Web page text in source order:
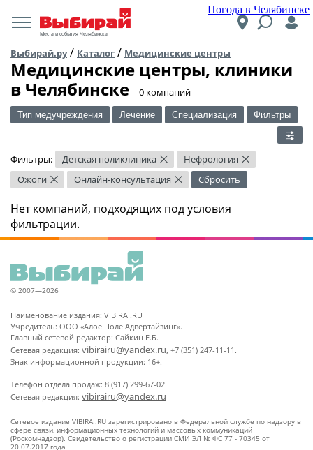
Погода в Челябинске
Места и события Челябинска
Выбирай.ру/ Каталог / Медицинские центры
Медицинские центры, клиники
в Челябинске
​0 компаний
Тип медучреждения Лечение Специализация Фильтры
Фильтры: Детская поликлиника × Нефрология ×
Ожоги × Онлайн-консультация × Сбросить
Нет компаний, подходящих под условия
фильтрации.
© 2007—2026
Наименование издания: VIBIRAI.RU
Учредитель: ООО «Алое Поле Адвертайзинг».
Главный сетевой редактор: Сайкин Е.Б.
Сетевая редакция: vibirairu@yandex.ru, +7 (351) 247-11-11.
Знак информационной продукции: 16+.
Телефон отдела продаж: 8 (917) 299-67-02
Сетевая редакция: vibirairu@yandex.ru
Сетевое издание VIBIRAI.RU зарегистрировано в Федеральной службе по надзору в
сфере связи, информационных технологий и массовых коммуникаций
(Роскомнадзор). Свидетельство о регистрации СМИ ЭЛ № ФС 77 - 70345 от
20.07.2017 года